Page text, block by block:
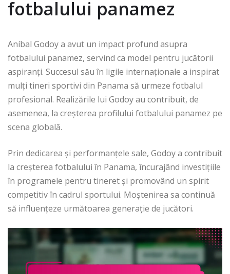
fotbalului panamez
Aníbal Godoy a avut un impact profund asupra
fotbalului panamez, servind ca model pentru jucătorii
aspiranți. Succesul său în ligile internaționale a inspirat
mulți tineri sportivi din Panama să urmeze fotbalul
profesional. Realizările lui Godoy au contribuit, de
asemenea, la creșterea profilului fotbalului panamez pe
scena globală.
Prin dedicarea și performanțele sale, Godoy a contribuit
la creșterea fotbalului în Panama, încurajând investițiile
în programele pentru tineret și promovând un spirit
competitiv în cadrul sportului. Moștenirea sa continuă
să influențeze următoarea generație de jucători.